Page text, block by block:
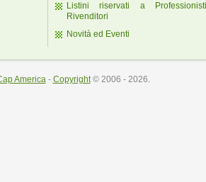
Listini riservati a
Rivenditori
Novità ed Eventi
America- Copyright© 2006 - 2026.